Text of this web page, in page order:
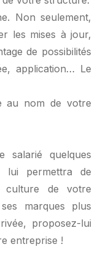
Non seulement,
les mises à jour,
de possibilités
application… Le
au nom de votre
salarié quelques
lui permettra de
culture de votre
marques plus
proposez-lui
entreprise !